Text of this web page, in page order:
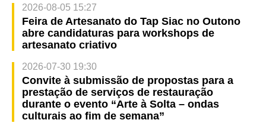
2026-08-05 15:27
Feira de Artesanato do Tap Siac no Outono
abre candidaturas para workshops de
artesanato criativo
2026-07-30 19:30
Convite à submissão de propostas para a
prestação de serviços de restauração
durante o evento “Arte à Solta – ondas
culturais ao fim de semana”